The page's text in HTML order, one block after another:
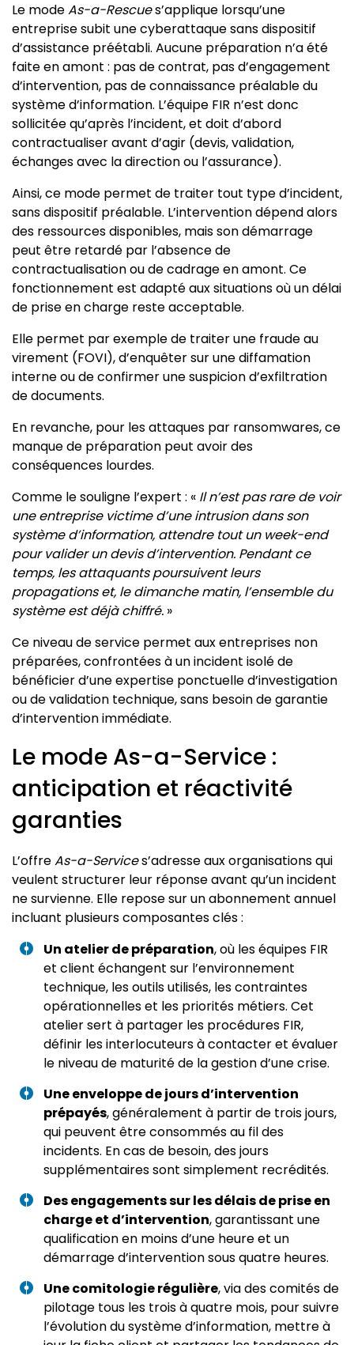
Le modeAs-a-Rescues’applique lorsqu’une
entreprise subit une cyberattaque sans dispositif
d’assistance préétabli. Aucune préparation n’a été
faite en amont : pas de contrat, pas d’engagement
d’intervention, pas de connaissance préalable du
système d’information. L’équipe FIR n’est donc
sollicitée qu’après l’incident, et doit d’abord
contractualiser avant d’agir (devis, validation,
échanges avec la direction ou l’assurance).
Ainsi, ce mode permet de traiter tout type d’incident,
sans dispositif préalable. L’intervention dépend alors
des ressources disponibles, mais son démarrage
peut être retardé par l’absence de
contractualisation ou de cadrage en amont. Ce
fonctionnement est adapté aux situations où un délai
de prise en charge reste acceptable.
Elle permet par exemple de traiter une fraude au
virement (FOVI), d’enquêter sur une diffamation
interne ou de confirmer une suspicion d’exfiltration
de documents.
En revanche, pour les attaques par ransomwares, ce
manque de préparation peut avoir des
conséquences lourdes.
Comme le souligne l’expert : « Il n’est pas rare de voir
une entreprise victime d’une intrusion dans son
système d’information, attendre tout un week-end
pour valider un devis d’intervention. Pendant ce
temps, les attaquants poursuivent leurs
propagations et, le dimanche matin, l’ensemble du
système est déjà chiffré. »
Ce niveau de service permet aux entreprises non
préparées, confrontées à un incident isolé de
bénéficier d’une expertise ponctuelle d’investigation
ou de validation technique, sans besoin de garantie
d’intervention immédiate.
Le mode As-a-Service :
anticipation et réactivité
garanties
L’offreAs-a-Services’adresse aux organisations qui
veulent structurer leur réponse avant qu’un incident
ne survienne. Elle repose sur un abonnement annuel
incluant plusieurs composantes clés :
Un atelier de préparation, où les équipes FIR
et client échangent sur l’environnement
technique, les outils utilisés, les contraintes
opérationnelles et les priorités métiers. Cet
atelier sert à partager les procédures FIR,
définir les interlocuteurs à contacter et évaluer
le niveau de maturité de la gestion d’une crise.
Une enveloppe de jours d’intervention
prépayés, généralement à partir de trois jours,
qui peuvent être consommés au fil des
incidents. En cas de besoin, des jours
supplémentaires sont simplement recrédités.
Des engagements sur les délais de prise en
charge et d’intervention, garantissant une
qualification en moins d’une heure et un
démarrage d’intervention sous quatre heures.
Une comitologie régulière, via des comités de
pilotage tous les trois à quatre mois, pour suivre
l’évolution du système d’information, mettre à